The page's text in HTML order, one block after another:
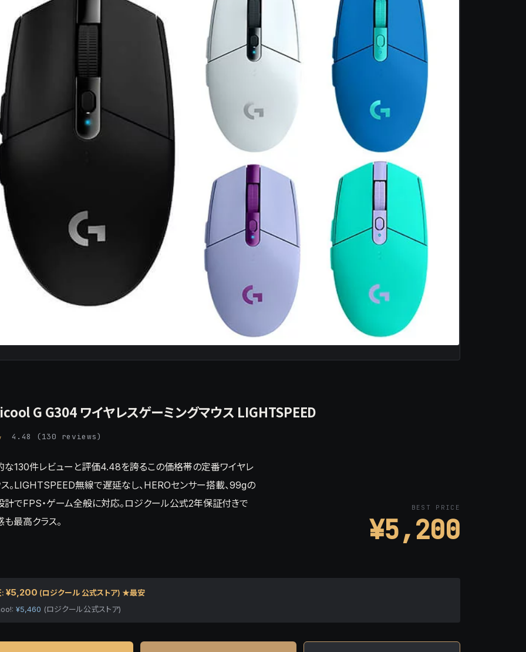
G G304 ワイヤレスゲーミングマウス LIGHTSPEED
4.48 (130 reviews)
な130件レビューと評価4.48を誇るこの価格帯の定番ワイヤレ
ス。LIGHTSPEED無線で遅延なし、HEROセンサー搭載、99gの
計でFPS・ゲーム全般に対応。ロジクール公式2年保証付きで
最高クラス。
BEST PRICE
¥5,200
: ¥5,200 (ロジクール 公式ストア) ★最安
¥5,460 (ロジクール公式ストア)